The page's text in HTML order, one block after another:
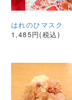
はれのひマスク
1,485円(税込)